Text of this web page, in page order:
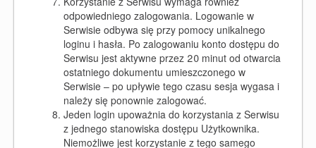
odpowiedniego zalogowania. Logowanie w
Serwisie odbywa się przy pomocy unikalnego
loginu i hasła. Po zalogowaniu konto dostępu do
Serwisu jest aktywne przez 20 minut od otwarcia
ostatniego dokumentu umieszczonego w
Serwisie – po upływie tego czasu sesja wygasa i
należy się ponownie zalogować.
Jeden login upoważnia do korzystania z Serwisu
z jednego stanowiska dostępu Użytkownika.
Niemożliwe jest korzystanie z tego samego